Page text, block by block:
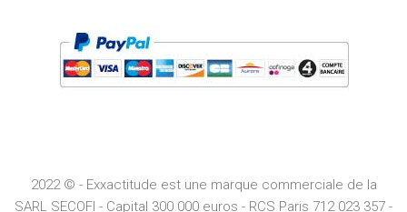
2022 © - Exxactitude est une marque commerciale de la
SARL SECOFI - Capital 300 000 euros - RCS Paris 712 023 357 -